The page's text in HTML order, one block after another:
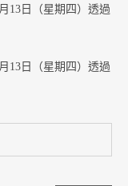
13日（星期四）透過
13日（星期四）透過